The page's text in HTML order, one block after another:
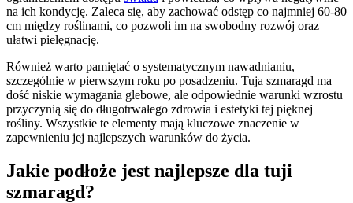
na ich kondycję. Zaleca się, aby zachować odstęp co najmniej 60-80
cm między roślinami, co pozwoli im na swobodny rozwój oraz
ułatwi pielęgnację.
Również warto pamiętać o systematycznym nawadnianiu,
szczególnie w pierwszym roku po posadzeniu. Tuja szmaragd ma
dość niskie wymagania glebowe, ale odpowiednie warunki wzrostu
przyczynią się do długotrwałego zdrowia i estetyki tej pięknej
rośliny. Wszystkie te elementy mają kluczowe znaczenie w
zapewnieniu jej najlepszych warunków do życia.
Jakie podłoże jest najlepsze dla tuji
szmaragd?